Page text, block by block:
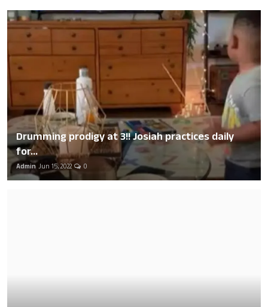
Drumming prodigy at 3!! Josiah practices daily
for...
Admin Jun 15, 2022 0